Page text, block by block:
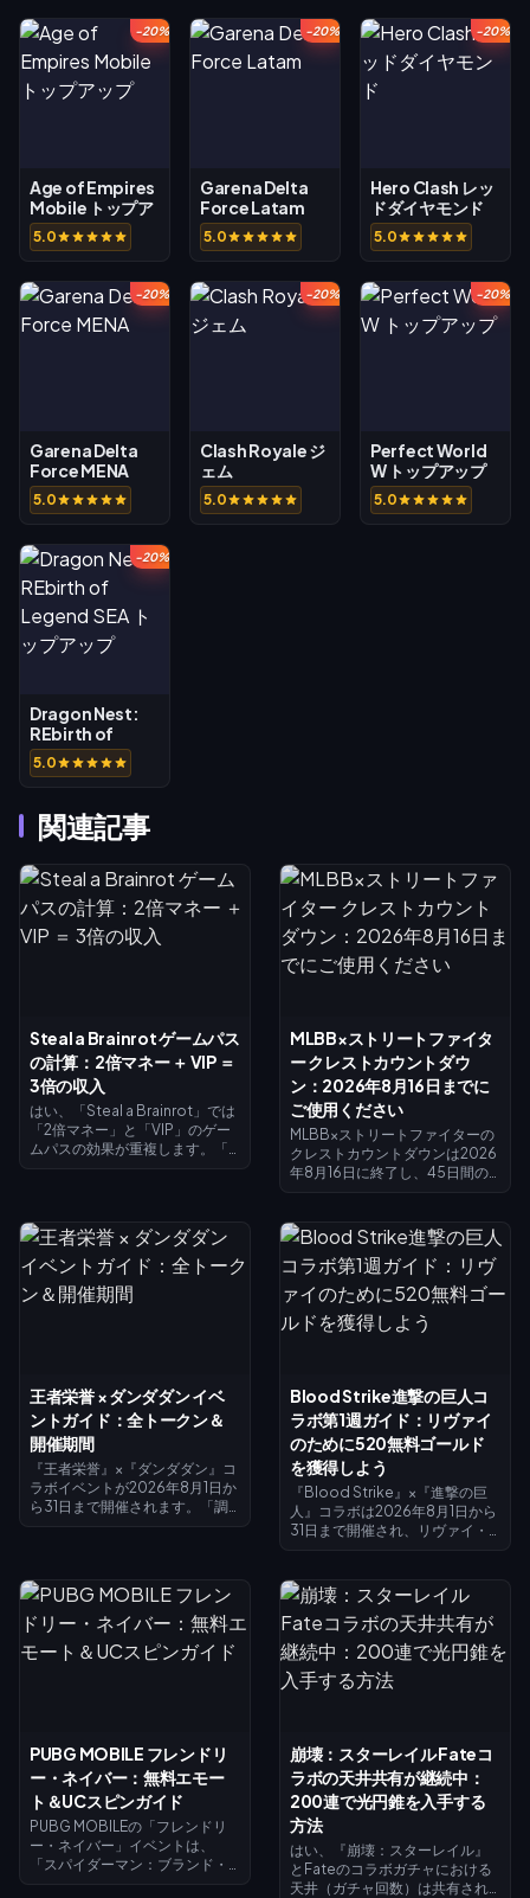
-20%
Age of Empires
Mobile トップア
ップ
5.0
-20%
Garena Delta
Force Latam
5.0
-20%
Hero Clash レッ
ドダイヤモンド
5.0
-20%
Garena Delta
Force MENA
5.0
-20%
Clash Royale ジ
ェム
5.0
-20%
Perfect World
W トップアップ
5.0
-20%
Dragon Nest:
REbirth of
Legend SEA ト
ップアップ
5.0
関連記事
Steal a Brainrot ゲームパス
の計算：2倍マネー ＋ VIP ＝
3倍の収入
はい、「Steal a Brainrot」では
「2倍マネー」と「VIP」のゲー
ムパスの効果が重複します。「2
ることで、4倍ではなく正確に基
本収入の3倍になります。「2倍
マネー」の価格は119ロバック
ス、VIPは499ロバックス（合計
618ロバックス）です。まずは
MLBB×ストリートファイタ
ー クレストカウントダウ
ン：2026年8月16日までに
ご使用ください
MLBB×ストリートファイターの
クレストカウントダウンは2026
年8月16日に終了し、45日間の
トはイベント終了とともに消失
する見込みですので、今すぐす
べての報酬と交換してくださ
い。メインのコラボスキンは
1,200クレスト、ペイントスキン
は200クレストが必要です。イ
イリーガチャを活用しましょ
う。
王者栄誉 × ダンダダン イベ
ントガイド：全トークン＆
開催期間
『王者栄誉』×『ダンダダン』コ
ラボイベントが2026年8月1日か
ら31日まで開催されます。「調
アして妲己の無料エピックスキ
ン「モモ（綾瀬桃）」の入手に
つながる「霊力コイン」を集め
ましょう。8月7日には墨子の
「ジジ（オカルン/高倉健）」ス
Blood Strike進撃の巨人コ
ラボ第1週ガイド：リヴァイ
のために520無料ゴールド
を獲得しよう
『Blood Strike』×『進撃の巨
人』コラボは2026年8月1日から
31日まで開催され、リヴァイ・
場します。「スプラッシュフェ
スト・ストライクパス」（2026
年7月15日～8月14日）では、最
大レベル到達で520ゴールドが
還元されます。これはエリート
パスの購入やリヴァイのガチャ
の効率的な貯め方、コードの引
き換え方法、リヴァイを実質ほ
ぼ無料で入手するための還元の
タイミングについて解説しま
す。
PUBG MOBILE フレンドリ
ー・ネイバー：無料エモー
ト＆UCスピンガイド
PUBG MOBILEの「フレンドリ
ー・ネイバー」イベントは、
「スパイダーマン：ブランド・
崩壊：スターレイル Fateコ
ラボの天井共有が継続中：
200連で光円錐を入手する
方法
はい、『崩壊：スターレイル』
とFateのコラボガチャにおける
天井（ガチャ回数）は共有され